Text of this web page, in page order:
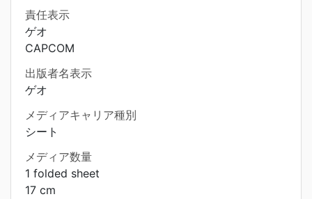
責任表示
ゲオ
CAPCOM
出版者名表示
ゲオ
メディアキャリア種別
シート
メディア数量
1 folded sheet
17 cm